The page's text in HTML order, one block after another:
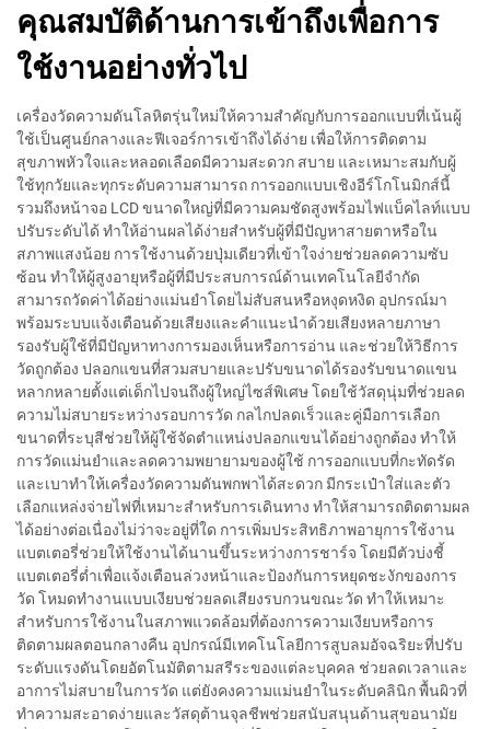
คุณสมบัติด้านการเข้าถึงเพื่อการ
ใช้งานอย่างทั่วไป
เครื่องวัดความดันโลหิตรุ่นใหม่ให้ความสำคัญกับการออกแบบที่เน้นผู้
ใช้เป็นศูนย์กลางและฟีเจอร์การเข้าถึงได้ง่าย เพื่อให้การติดตาม
สุขภาพหัวใจและหลอดเลือดมีความสะดวก สบาย และเหมาะสมกับผู้
ใช้ทุกวัยและทุกระดับความสามารถ การออกแบบเชิงอีร์โกโนมิกส์นี้
รวมถึงหน้าจอ LCD ขนาดใหญ่ที่มีความคมชัดสูงพร้อมไฟแบ็คไลท์แบบ
ปรับระดับได้ ทำให้อ่านผลได้ง่ายสำหรับผู้ที่มีปัญหาสายตาหรือใน
สภาพแสงน้อย การใช้งานด้วยปุ่มเดียวที่เข้าใจง่ายช่วยลดความซับ
ซ้อน ทำให้ผู้สูงอายุหรือผู้ที่มีประสบการณ์ด้านเทคโนโลยีจำกัด
สามารถวัดค่าได้อย่างแม่นยำโดยไม่สับสนหรือหงุดหงิด อุปกรณ์มา
พร้อมระบบแจ้งเตือนด้วยเสียงและคำแนะนำด้วยเสียงหลายภาษา
รองรับผู้ใช้ที่มีปัญหาทางการมองเห็นหรือการอ่าน และช่วยให้วิธีการ
วัดถูกต้อง ปลอกแขนที่สวมสบายและปรับขนาดได้รองรับขนาดแขน
หลากหลายตั้งแต่เด็กไปจนถึงผู้ใหญ่ไซส์พิเศษ โดยใช้วัสดุนุ่มที่ช่วยลด
ความไม่สบายระหว่างรอบการวัด กลไกปลดเร็วและคู่มือการเลือก
ขนาดที่ระบุสีช่วยให้ผู้ใช้จัดตำแหน่งปลอกแขนได้อย่างถูกต้อง ทำให้
การวัดแม่นยำและลดความพยายามของผู้ใช้ การออกแบบที่กะทัดรัด
และเบาทำให้เครื่องวัดความดันพกพาได้สะดวก มีกระเป๋าใส่และตัว
เลือกแหล่งจ่ายไฟที่เหมาะสำหรับการเดินทาง ทำให้สามารถติดตามผล
ได้อย่างต่อเนื่องไม่ว่าจะอยู่ที่ใด การเพิ่มประสิทธิภาพอายุการใช้งาน
แบตเตอรี่ช่วยให้ใช้งานได้นานขึ้นระหว่างการชาร์จ โดยมีตัวบ่งชี้
แบตเตอรี่ต่ำเพื่อแจ้งเตือนล่วงหน้าและป้องกันการหยุดชะงักของการ
วัด โหมดทำงานแบบเงียบช่วยลดเสียงรบกวนขณะวัด ทำให้เหมาะ
สำหรับการใช้งานในสภาพแวดล้อมที่ต้องการความเงียบหรือการ
ติดตามผลตอนกลางคืน อุปกรณ์มีเทคโนโลยีการสูบลมอัจฉริยะที่ปรับ
ระดับแรงดันโดยอัตโนมัติตามสรีระของแต่ละบุคคล ช่วยลดเวลาและ
อาการไม่สบายในการวัด แต่ยังคงความแม่นยำในระดับคลินิก พื้นผิวที่
ทำความสะอาดง่ายและวัสดุต้านจุลชีพช่วยสนับสนุนด้านสุขอนามัย